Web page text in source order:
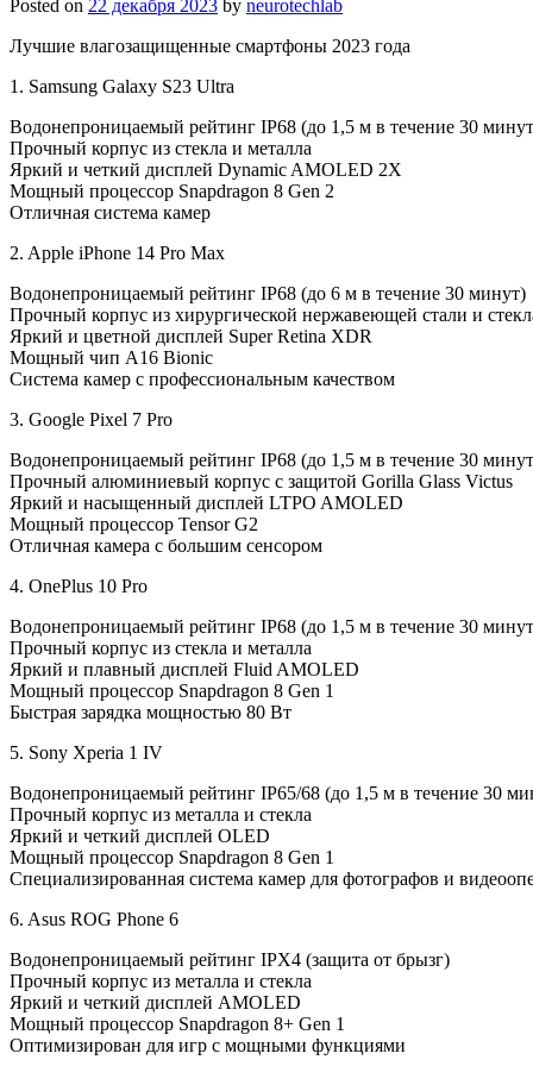
Posted on 22 декабря 2023 by neurotechlab
Лучшие влагозащищенные смартфоны 2023 года
1. Samsung Galaxy S23 Ultra
Водонепроницаемый рейтинг IP68 (до 1,5 м в течение 30
Прочный корпус из стекла и металла
Яркий и четкий дисплей Dynamic AMOLED 2X
Мощный процессор Snapdragon 8 Gen 2
Отличная система камер
2. Apple iPhone 14 Pro Max
Водонепроницаемый рейтинг IP68 (до 6 м в течение 30 минут)
Прочный корпус из хирургической нержавеющей стали и
Яркий и цветной дисплей Super Retina XDR
Мощный чип A16 Bionic
Система камер с профессиональным качеством
3. Google Pixel 7 Pro
Водонепроницаемый рейтинг IP68 (до 1,5 м в течение 30
Прочный алюминиевый корпус с защитой Gorilla Glass Victus
Яркий и насыщенный дисплей LTPO AMOLED
Мощный процессор Tensor G2
Отличная камера с большим сенсором
4. OnePlus 10 Pro
Водонепроницаемый рейтинг IP68 (до 1,5 м в течение 30
Прочный корпус из стекла и металла
Яркий и плавный дисплей Fluid AMOLED
Мощный процессор Snapdragon 8 Gen 1
Быстрая зарядка мощностью 80 Вт
5. Sony Xperia 1 IV
Водонепроницаемый рейтинг IP65/68 (до 1,5 м в течение 30
Прочный корпус из металла и стекла
Яркий и четкий дисплей OLED
Мощный процессор Snapdragon 8 Gen 1
Специализированная система камер для фотографов и
6. Asus ROG Phone 6
Водонепроницаемый рейтинг IPX4 (защита от брызг)
Прочный корпус из металла и стекла
Яркий и четкий дисплей AMOLED
Мощный процессор Snapdragon 8+ Gen 1
Оптимизирован для игр с мощными функциями